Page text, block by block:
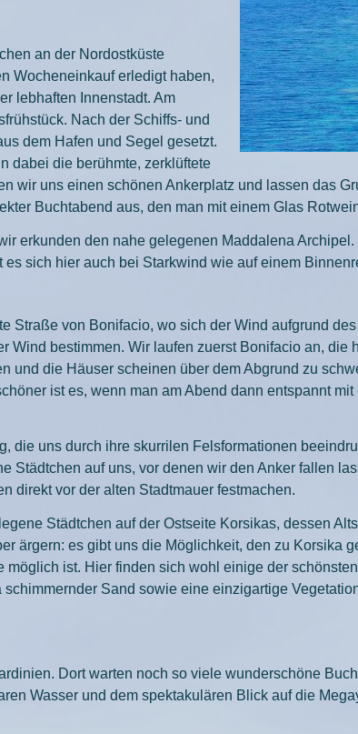
an der Nordostküste
Wocheneinkauf erledigt haben,
lebhaften Innenstadt. Am
Nach der Schiffs- und
dem Hafen und Segel gesetzt.
dabei die berühmte, zerklüftete
wir uns einen schönen Ankerplatz und lassen das
Buchtabend aus, den man mit einem Glas
erkunden den nahe gelegenen Maddalena
sich hier auch bei Starkwind wie auf einem
Straße von Bonifacio, wo sich der Wind aufgrund
Wind bestimmen. Wir laufen zuerst Bonifacio an,
und die Häuser scheinen über dem Abgrund zu
ist es, wenn man am Abend dann entspannt
die uns durch ihre skurrilen Felsformationen
Städtchen auf uns, vor denen wir den Anker fallen
direkt vor der alten Stadtmauer festmachen.
Städtchen auf der Ostseite Korsikas, dessen
ärgern: es gibt uns die Möglichkeit, den zu Korsika
ist. Hier finden sich wohl einige der
Sand sowie eine einzigartige
Dort warten noch so viele wunderschöne
Wasser und dem spektakulären Blick auf die